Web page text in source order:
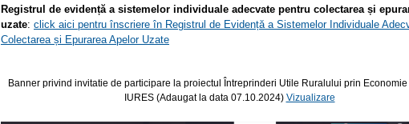
Registrul de evidență a sistemelor individuale adecvate pentru colectarea și
uzate: click aici pentru înscriere în Registrul de Evidență a Sistemelor Individuale
Colectarea și Epurarea Apelor Uzate
Banner privind invitatie de participare la proiectul Întreprinderi Utile Ruralului prin
IURES (Adaugat la data 07.10.2024) Vizualizare